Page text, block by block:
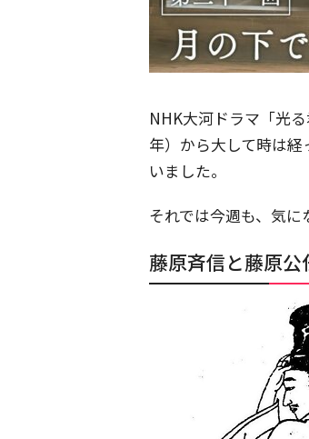
NHK大河ドラマ「光
年）から大して時は
いました。
それでは今週も、気に
藤原斉信と藤原公